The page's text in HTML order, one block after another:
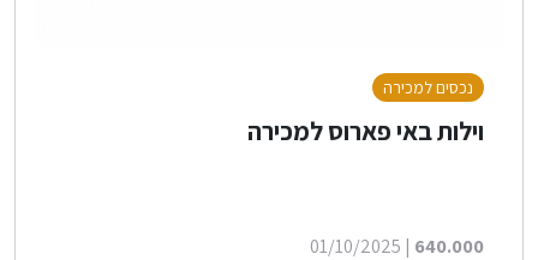
נכסים למכירה
וילות באי פארוס למכירה
640.000
| 01/10/2025